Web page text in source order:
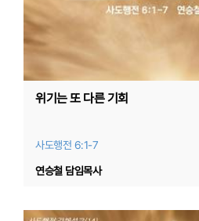
위기는 또 다른 기회
사도행전 6:1-7
연승철 담임목사